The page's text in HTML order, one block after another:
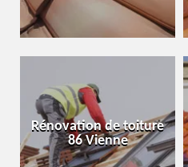
Rénovation de toiture
86 Vienne